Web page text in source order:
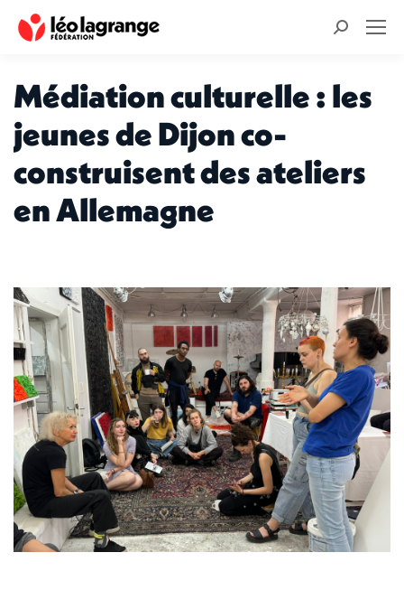
Recherche
Médiation culturelle : les
jeunes de Dijon co-
construisent des ateliers
en Allemagne